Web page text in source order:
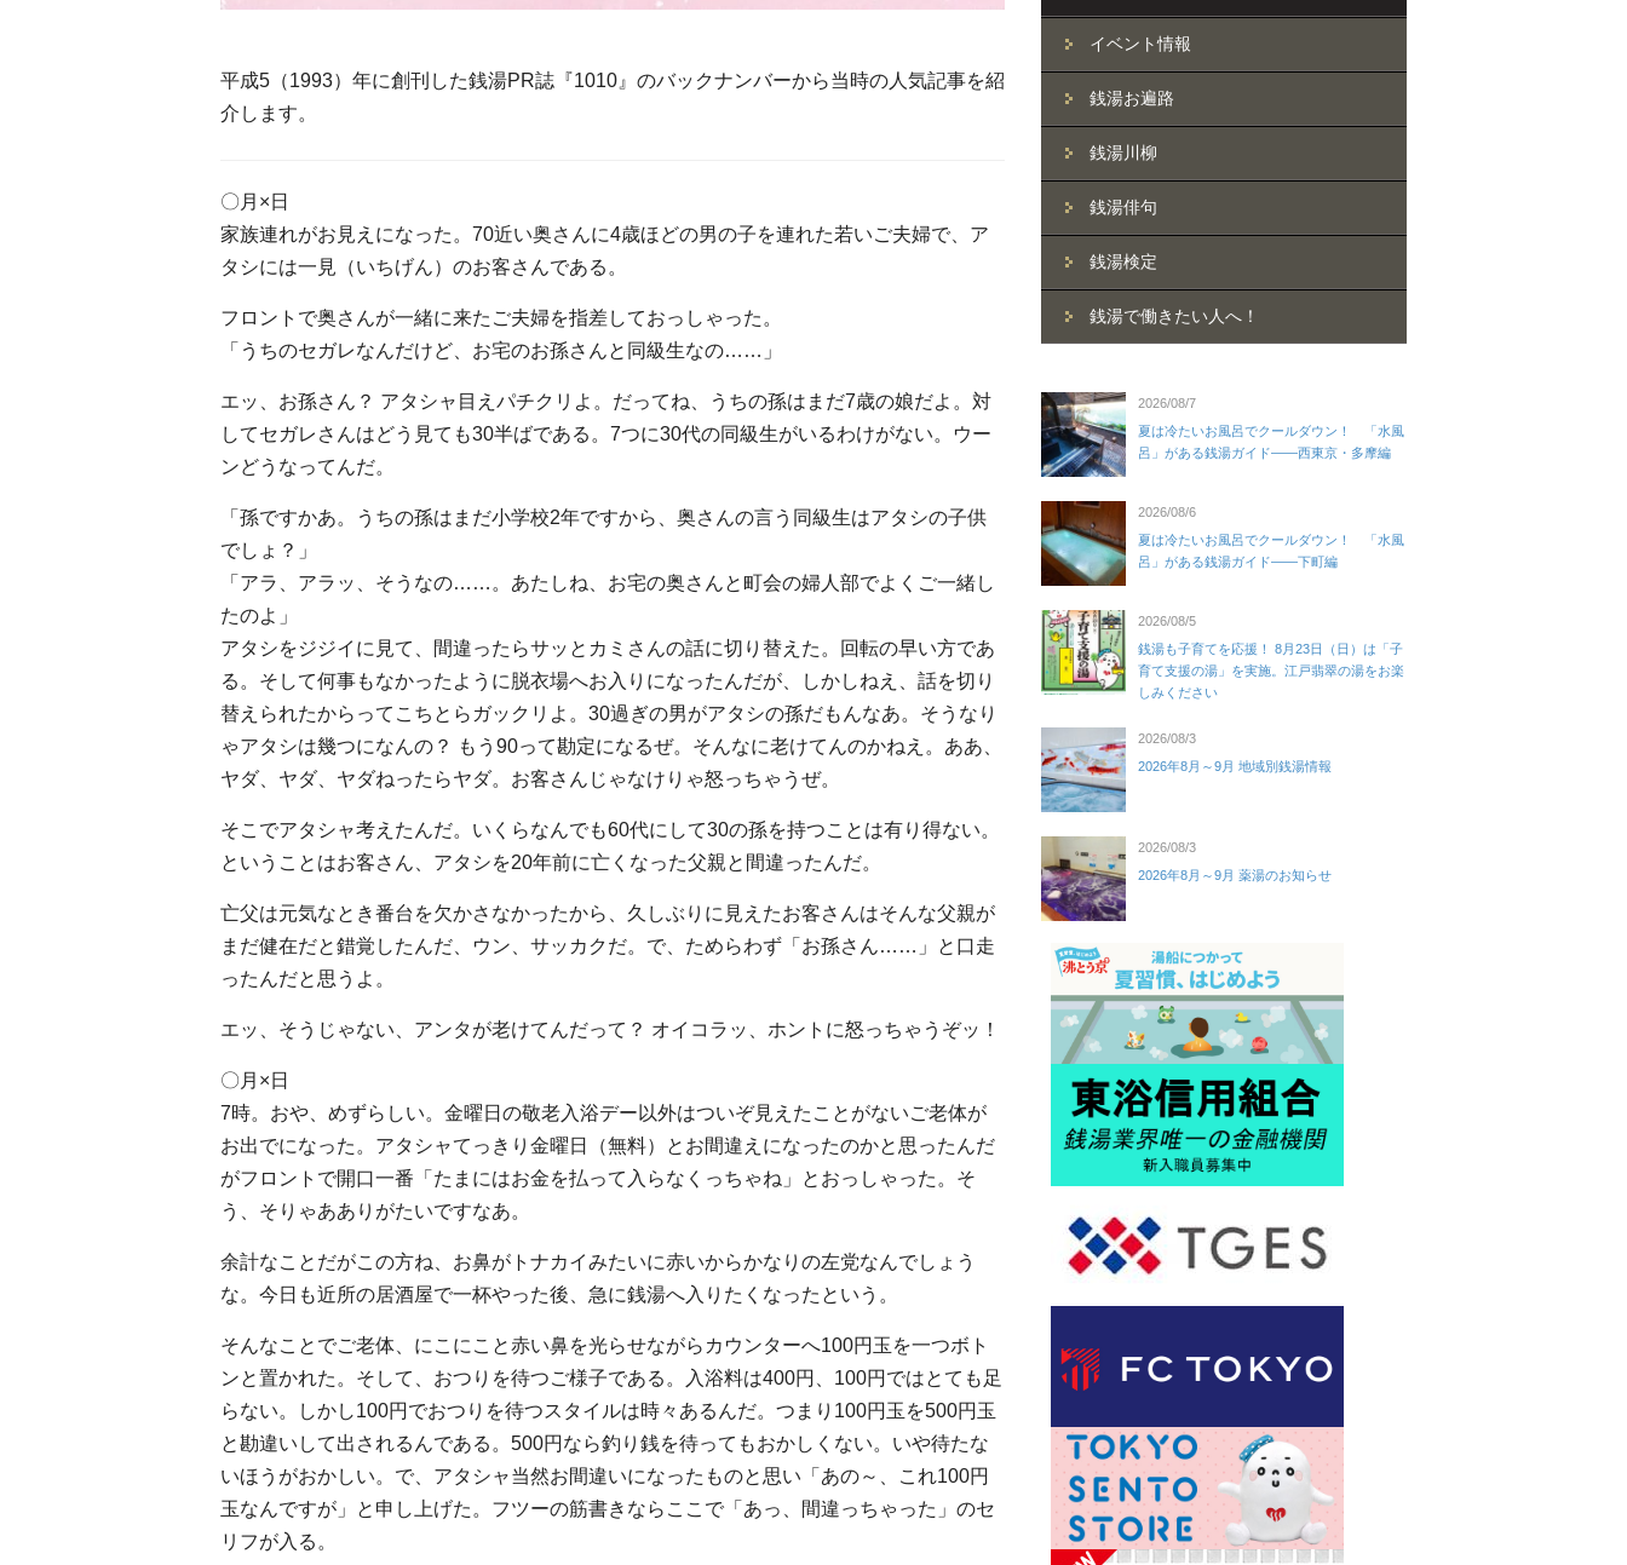
平成5（1993）年に創刊した銭湯PR誌『1010』のバックナンバーから当時の人気記事を紹
介します。
〇月×日
家族連れがお見えになった。70近い奥さんに4歳ほどの男の子を連れた若いご夫婦で、ア
タシには一見（いちげん）のお客さんである。
フロントで奥さんが一緒に来たご夫婦を指差しておっしゃった。
「うちのセガレなんだけど、お宅のお孫さんと同級生なの……」
エッ、お孫さん？ アタシャ目えパチクリよ。だってね、うちの孫はまだ7歳の娘だよ。対
してセガレさんはどう見ても30半ばである。7つに30代の同級生がいるわけがない。ウー
ンどうなってんだ。
「孫ですかあ。うちの孫はまだ小学校2年ですから、奥さんの言う同級生はアタシの子供
でしょ？」
「アラ、アラッ、そうなの……。あたしね、お宅の奥さんと町会の婦人部でよくご一緒し
たのよ」
アタシをジジイに見て、間違ったらサッとカミさんの話に切り替えた。回転の早い方であ
る。そして何事もなかったように脱衣場へお入りになったんだが、しかしねえ、話を切り
替えられたからってこちとらガックリよ。30過ぎの男がアタシの孫だもんなあ。そうなり
ゃアタシは幾つになんの？ もう90って勘定になるぜ。そんなに老けてんのかねえ。ああ、
ヤダ、ヤダ、ヤダねったらヤダ。お客さんじゃなけりゃ怒っちゃうぜ。
そこでアタシャ考えたんだ。いくらなんでも60代にして30の孫を持つことは有り得ない。
ということはお客さん、アタシを20年前に亡くなった父親と間違ったんだ。
亡父は元気なとき番台を欠かさなかったから、久しぶりに見えたお客さんはそんな父親が
まだ健在だと錯覚したんだ、ウン、サッカクだ。で、ためらわず「お孫さん……」と口走
ったんだと思うよ。
エッ、そうじゃない、アンタが老けてんだって？ オイコラッ、ホントに怒っちゃうぞッ！
〇月×日
7時。おや、めずらしい。金曜日の敬老入浴デー以外はついぞ見えたことがないご老体が
お出でになった。アタシャてっきり金曜日（無料）とお間違えになったのかと思ったんだ
がフロントで開口一番「たまにはお金を払って入らなくっちゃね」とおっしゃった。そ
う、そりゃあありがたいですなあ。
余計なことだがこの方ね、お鼻がトナカイみたいに赤いからかなりの左党なんでしょう
な。今日も近所の居酒屋で一杯やった後、急に銭湯へ入りたくなったという。
そんなことでご老体、にこにこと赤い鼻を光らせながらカウンターへ100円玉を一つボト
ンと置かれた。そして、おつりを待つご様子である。入浴料は400円、100円ではとても足
らない。しかし100円でおつりを待つスタイルは時々あるんだ。つまり100円玉を500円玉
と勘違いして出されるんである。500円なら釣り銭を待ってもおかしくない。いや待たな
いほうがおかしい。で、アタシャ当然お間違いになったものと思い「あの～、これ100円
玉なんですが」と申し上げた。フツーの筋書きならここで「あっ、間違っちゃった」のセ
リフが入る。
イベント情報
銭湯お遍路
銭湯川柳
銭湯俳句
銭湯検定
銭湯で働きたい人へ！
2026/08/7
夏は冷たいお風呂でクールダウン！ 「水風
呂」がある銭湯ガイド——西東京・多摩編
2026/08/6
夏は冷たいお風呂でクールダウン！ 「水風
呂」がある銭湯ガイド——下町編
2026/08/5
銭湯も子育てを応援！ 8月23日（日）は「子
育て支援の湯」を実施。江戸翡翠の湯をお楽
しみください
2026/08/3
2026年8月～9月 地域別銭湯情報
2026/08/3
2026年8月～9月 薬湯のお知らせ